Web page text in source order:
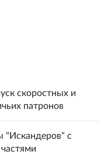
скоростных и
патронов
"Искандеров" с